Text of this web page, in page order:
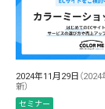
2024年11月29日 （
新）
セミナー